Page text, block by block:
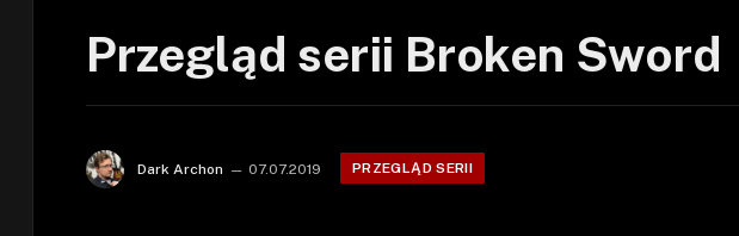
Przegląd serii Broken Sword
Dark Archon 07.07.2019 PRZEGLĄD SERII